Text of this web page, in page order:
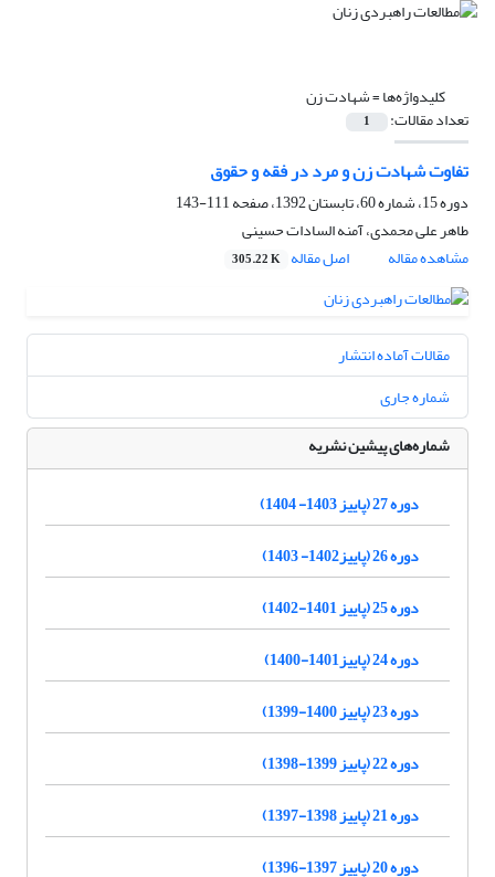
کلیدواژه‌ها =شهادت زن
تعداد مقالات: 1
تفاوت شهادت زن و مرد در فقه و حقوق
دوره 15، شماره 60، تابستان 1392، صفحه
111-143
طاهر علی محمدی، آمنه السادات حسینی
مشاهده مقاله
اصل مقاله 305.22 K
مقالات آماده انتشار
شماره جاری
شماره‌های پیشین نشریه
دوره 27 (پاییز 1403- 1404)
دوره 26 (پاییز1402- 1403)
دوره 25 (پاییز 1401-1402)
دوره 24 (پاییز1401-1400)
دوره 23 (پاییز 1400-1399)
دوره 22 (پاییز 1399-1398)
دوره 21 (پاییز 1398-1397)
دوره 20 (پاییز 1397-1396)